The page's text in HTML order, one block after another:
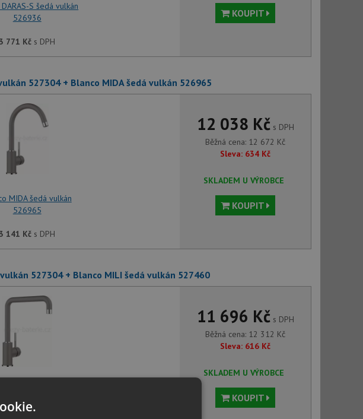
S šedá vulkán
526936
3 771 Kč s DPH
KOUPIT
527304 + Blanco MIDA šedá vulkán 526965
MIDA šedá vulkán
526965
3 141 Kč s DPH
12 038 Kčs DPH
Běžná cena: 12 672 Kč
Sleva: 634 Kč
SKLADEM U VÝROBCE
KOUPIT
vulkán 527304 + Blanco MILI šedá vulkán 527460
527460
11 696 Kčs DPH
Běžná cena: 12 312 Kč
Sleva: 616 Kč
SKLADEM U VÝROBCE
KOUPIT